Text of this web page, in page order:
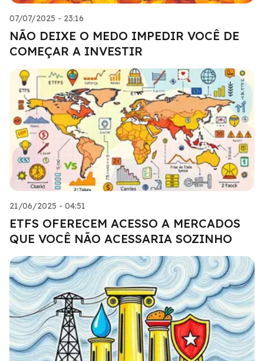
07/07/2025 - 23:16
NÃO DEIXE O MEDO IMPEDIR VOCÊ DE
COMEÇAR A INVESTIR
21/06/2025 - 04:51
ETFS OFERECEM ACESSO A MERCADOS
QUE VOCÊ NÃO ACESSARIA SOZINHO